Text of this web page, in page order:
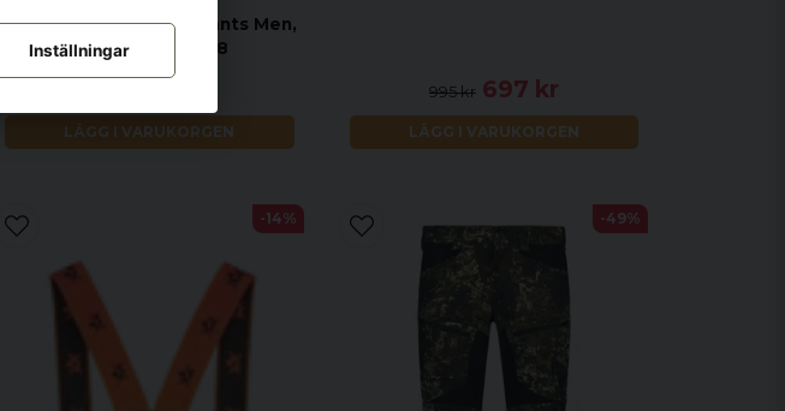
Chevalier Delta Light Pants Men,
Midnight Pine, 48
LÄGG I VARUKORGEN
995 kr 697 kr
LÄGG I VARUKORGEN
-14% -49%
Inställningar